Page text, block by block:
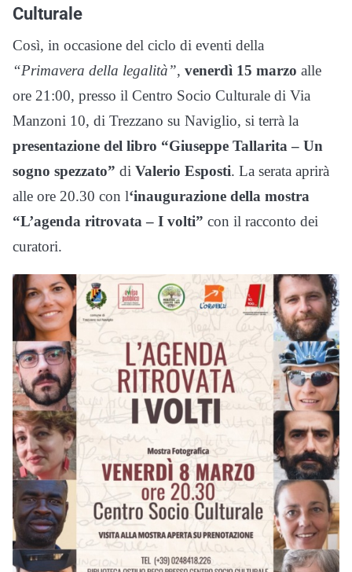
Culturale
Così, in occasione del ciclo di eventi della
“Primavera della legalità”, venerdì 15 marzo alle
ore 21:00, presso il Centro Socio Culturale di Via
Manzoni 10, di Trezzano su Naviglio, si terrà la
presentazione del libro “Giuseppe Tallarita – Un
sogno spezzato” di Valerio Esposti. La serata aprirà
alle ore 20.30 con l‘inaugurazione della mostra
“L’agenda ritrovata – I volti” con il racconto dei
curatori.